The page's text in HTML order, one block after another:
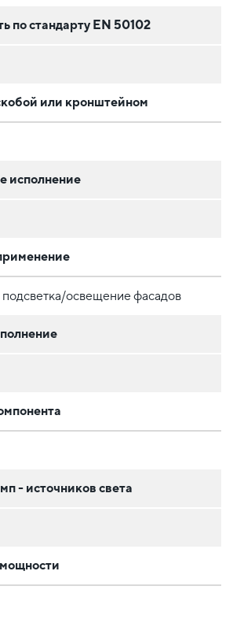
по стандарту EN 50102
или кронштейном
исполнение
освещение фасадов
- источников света